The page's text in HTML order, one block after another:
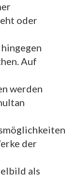
oder
Auf
werden
der
als